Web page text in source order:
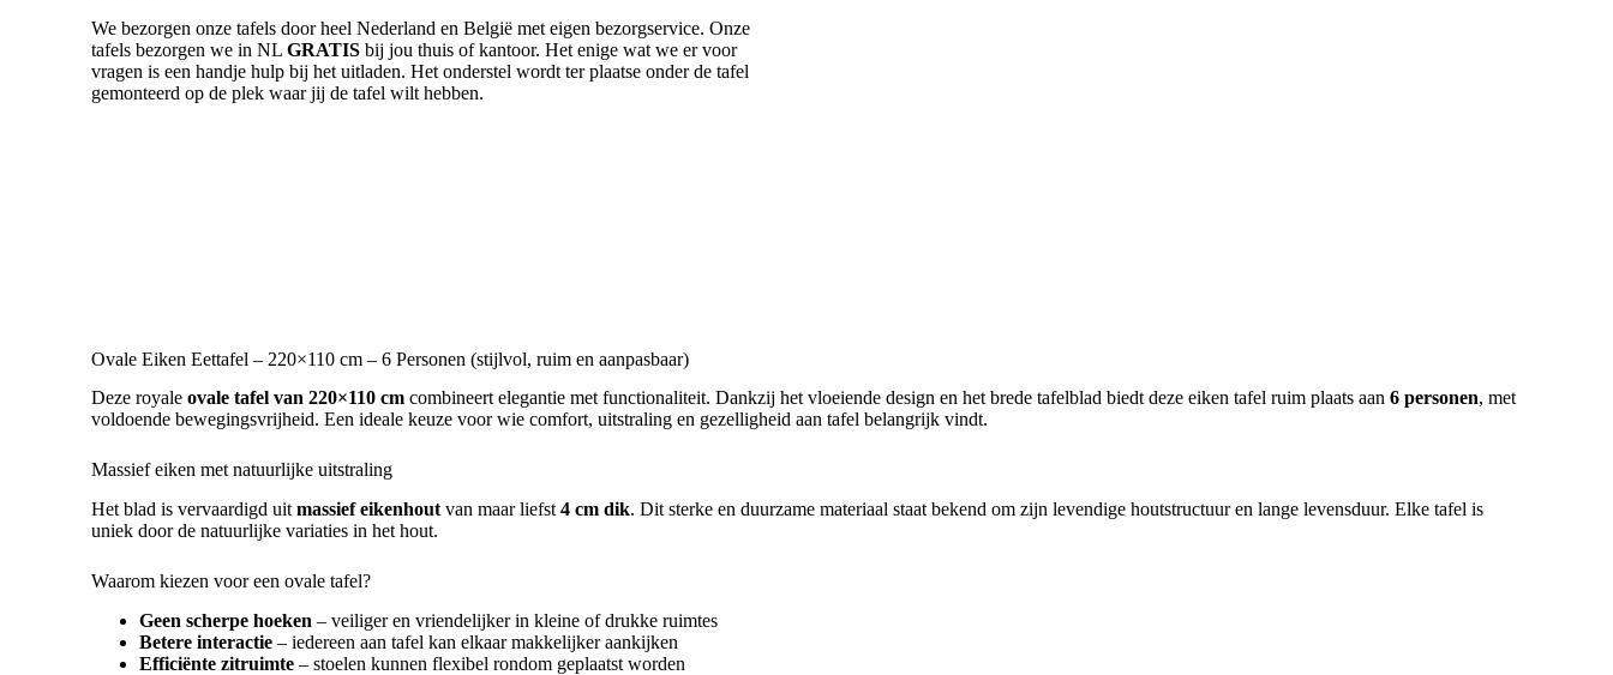
We bezorgen onze tafels door heel Nederland en België met eigen bezorgservice. Onze
tafels bezorgen we in NL GRATIS bij jou thuis of kantoor. Het enige wat we er voor
vragen is een handje hulp bij het uitladen. Het onderstel wordt ter plaatse onder de tafel
gemonteerd op de plek waar jij de tafel wilt hebben.
Ovale Eiken Eettafel – 220×110 cm – 6 Personen (stijlvol, ruim en aanpasbaar)
Deze royale ovale tafel van 220×110 cm combineert elegantie met functionaliteit. Dankzij het vloeiende design en het brede tafelblad biedt deze eiken tafel ruim plaats aan 6 personen, met
voldoende bewegingsvrijheid. Een ideale keuze voor wie comfort, uitstraling en gezelligheid aan tafel belangrijk vindt.
Massief eiken met natuurlijke uitstraling
Het blad is vervaardigd uit massief eikenhout van maar liefst 4 cm dik. Dit sterke en duurzame materiaal staat bekend om zijn levendige houtstructuur en lange levensduur. Elke tafel is
uniek door de natuurlijke variaties in het hout.
Waarom kiezen voor een ovale tafel?
Geen scherpe hoeken – veiliger en vriendelijker in kleine of drukke ruimtes
Betere interactie – iedereen aan tafel kan elkaar makkelijker aankijken
Efficiënte zitruimte – stoelen kunnen flexibel rondom geplaatst worden